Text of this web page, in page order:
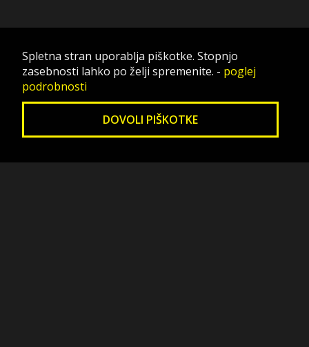
Spletna stran uporablja piškotke. Stopnjo
zasebnosti lahko po želji spremenite. - poglej
podrobnosti
DOVOLI PIŠKOTKE